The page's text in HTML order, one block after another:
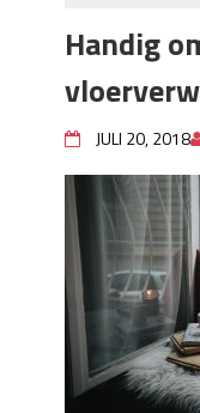
merkimago?
Houtpellets als
Wanneer moet
inschakelen bij
Slimme
verstoppingen
Betonplex: Het
Plaatmateriaal
Woonstijlen die
duurzaam
Oma weet raadt
natuurlijke
Handig
JULI 20, 2018